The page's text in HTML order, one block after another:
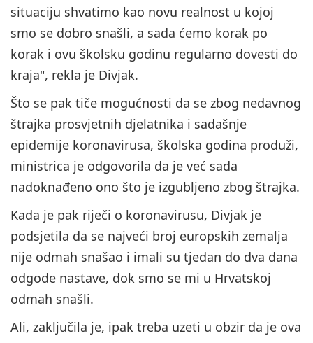
situaciju shvatimo kao novu realnost u kojoj
smo se dobro snašli, a sada ćemo korak po
korak i ovu školsku godinu regularno dovesti do
kraja", rekla je Divjak.
Što se pak tiče mogućnosti da se zbog nedavnog
štrajka prosvjetnih djelatnika i sadašnje
epidemije koronavirusa, školska godina produži,
ministrica je odgovorila da je već sada
nadoknađeno ono što je izgubljeno zbog štrajka.
Kada je pak riječi o koronavirusu, Divjak je
podsjetila da se najveći broj europskih zemalja
nije odmah snašao i imali su tjedan do dva dana
odgode nastave, dok smo se mi u Hrvatskoj
odmah snašli.
Ali, zaključila je, ipak treba uzeti u obzir da je ova